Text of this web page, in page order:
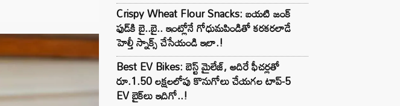
Crispy Wheat Flour Snacks: బయటి జంక్
ఫుడ్‌కి బై..బై.. ఇంట్లోనే గోధుమపిండితో కరకరలాడే
హెల్తీ స్నాక్స్ చేసేయండి ఇలా.!
Best EV Bikes: బెస్ట్ మైలేజ్, అదిరే ఫీచర్లతో
రూ.1.50 లక్షలలోపు కొనుగోలు చేయగల టాప్-5
EV బైక్‌లు ఇదిగో..!